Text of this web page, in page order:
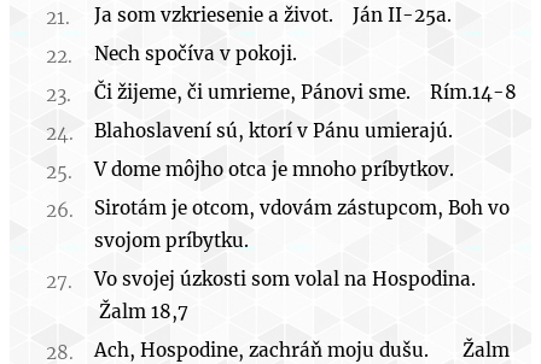
Ja som vzkriesenie a život. Ján II-25a.
Nech spočíva v pokoji.
Či žijeme, či umrieme, Pánovi sme. Rím.14-8
Blahoslavení sú, ktorí v Pánu umierajú.
V dome môjho otca je mnoho príbytkov.
Sirotám je otcom, vdovám zástupcom, Boh vo
svojom príbytku.
Vo svojej úzkosti som volal na Hospodina.
Žalm 18,7
Ach, Hospodine, zachráň moju dušu. Žalm